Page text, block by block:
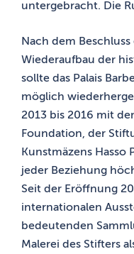
untergebracht. Die
Nach dem
Wiederaufbau der
sollte das Palais
möglich
2013 bis 2016 mit
Foundation, der
Kunstmäzens Hasso
jeder Beziehung
Seit der Eröffnung
internationalen
bedeutenden
Malerei des Stifters